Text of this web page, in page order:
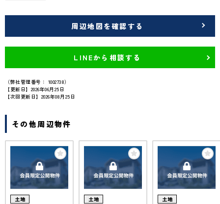
周辺地図を確認する
LINEから相談する
（弊社管理番号： 1002738）
【更新日】2026年06月25日
【次回更新日】2026年08月25日
その他周辺物件
土地 土地 土地